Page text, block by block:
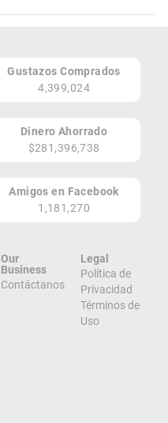
Gustazos Comprados
4,399,024
Dinero Ahorrado
$281,396,738
Amigos en Facebook
1,181,270
Our
Business
Contáctanos
Legal
Política de
Privacidad
Términos de
Uso